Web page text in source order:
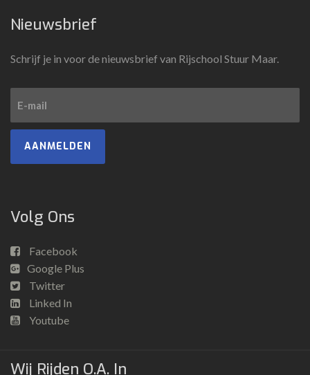
Nieuwsbrief
Schrijf je in voor de nieuwsbrief van Rijschool Stuur Maar.
AANMELDEN
Volg Ons
Facebook
Google Plus
Twitter
Linked In
Youtube
Wij Rijden O.a. In